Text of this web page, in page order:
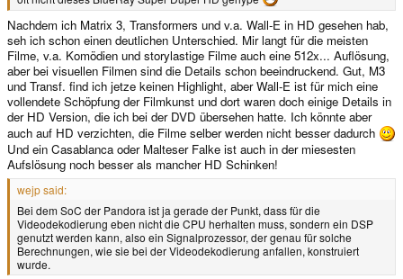
Nachdem ich Matrix 3, Transformers und v.a. Wall-E in HD gesehen hab,
seh ich schon einen deutlichen Unterschied. Mir langt für die meisten
Filme, v.a. Komödien und storylastige Filme auch eine 512x... Auflösung,
aber bei visuellen Filmen sind die Details schon beeindruckend. Gut, M3
und Transf. find ich jetze keinen Highlight, aber Wall-E ist für mich eine
vollendete Schöpfung der Filmkunst und dort waren doch einige Details in
der HD Version, die ich bei der DVD übersehen hatte. Ich könnte aber
auch auf HD verzichten, die Filme selber werden nicht besser dadurch
Und ein Casablanca oder Malteser Falke ist auch in der miesesten
Aufslösung noch besser als mancher HD Schinken!
wejp said:
Bei dem SoC der Pandora ist ja gerade der Punkt, dass für die
Videodekodierung eben nicht die CPU herhalten muss, sondern ein DSP
genutzt werden kann, also ein Signalprozessor, der genau für solche
Berechnungen, wie sie bei der Videodekodierung anfallen, konstruiert
wurde.